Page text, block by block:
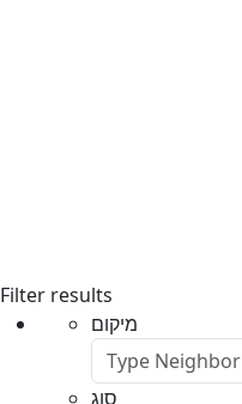
Filter results
מיקום
סוג